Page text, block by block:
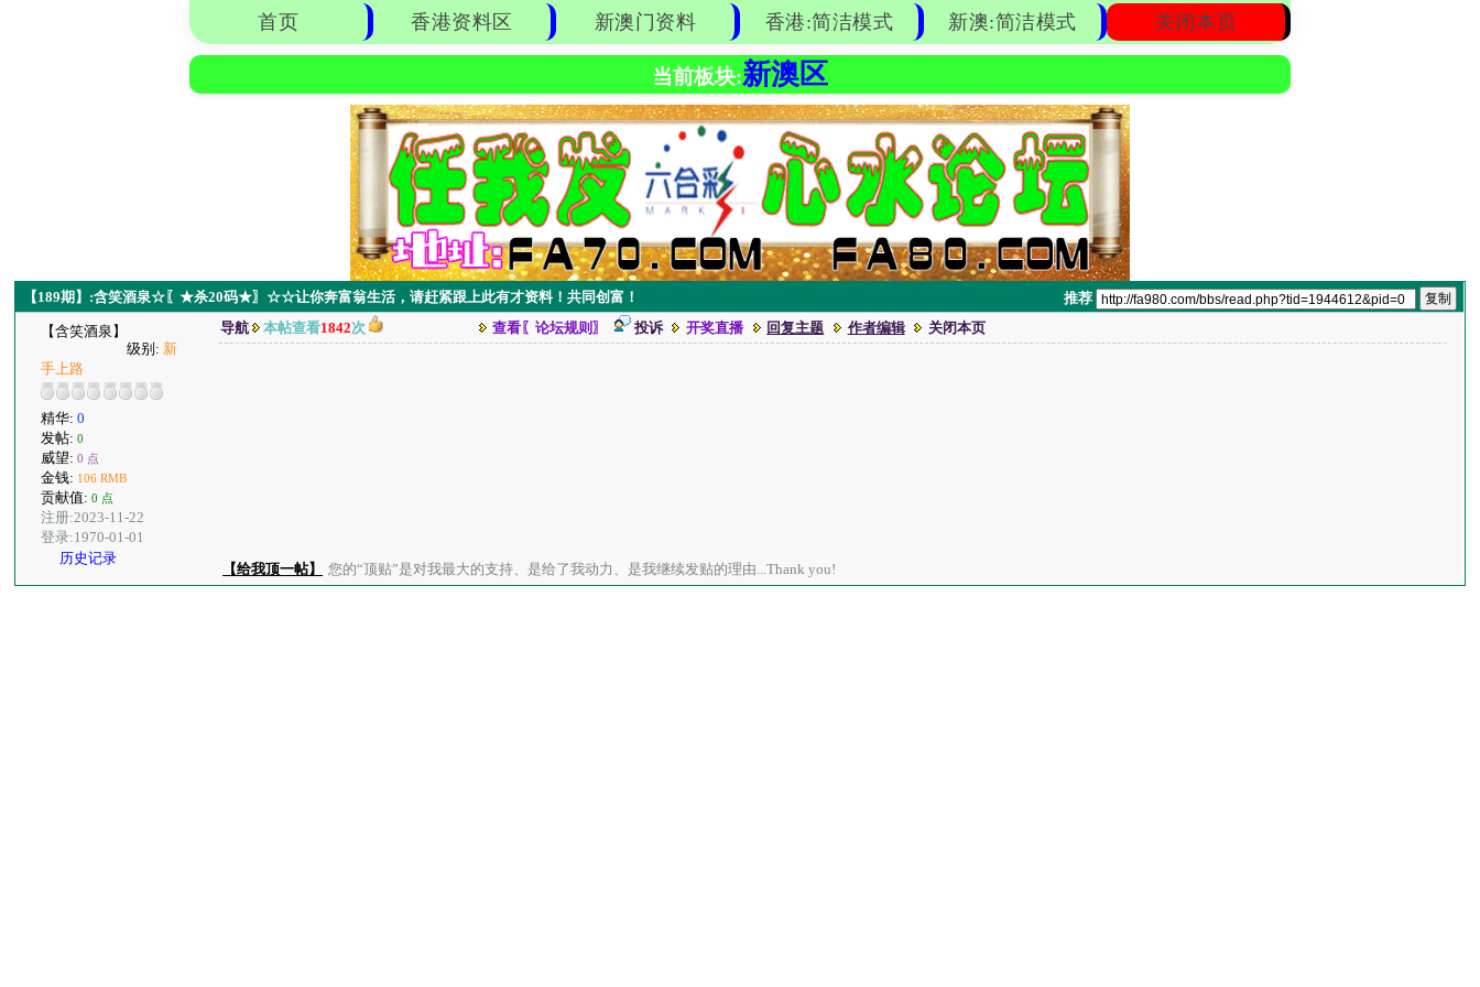
首页 香港资料区 新澳门资料 香港:简洁模式 新澳:简洁模式 关闭本页
当前板块:新澳区
【189期】:含笑酒泉☆〖★杀20码★〗☆☆让你奔富翁生活，请赶紧跟上此有才资料！共同创富！ 推荐
【含笑酒泉】
级别: 新
手上路
精华:0
发帖:0
威望:0 点
金钱: 106 RMB
贡献值:0 点
注册:2023-11-22
登录:1970-01-01
历史记录
导航 本帖查看1842次 查看〖论坛规则〗 投诉 开奖直播 回复主题 作者编辑 关闭本页
【给我顶一帖】 您的“顶贴”是对我最大的支持、是给了我动力、是我继续发贴的理由...Thank you!